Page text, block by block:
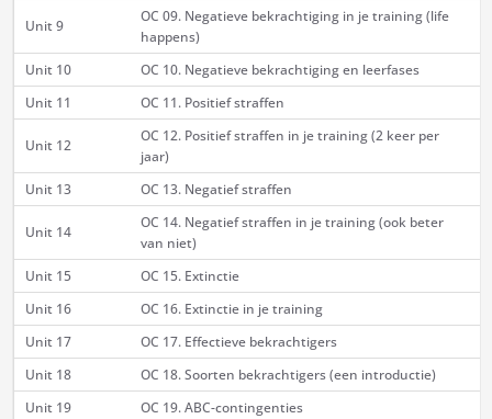
Unit 9
OC 09. Negatieve bekrachtiging in je training (life
happens)
Unit 10
OC 10. Negatieve bekrachtiging en leerfases
Unit 11
OC 11. Positief straffen
Unit 12
OC 12. Positief straffen in je training (2 keer per
jaar)
Unit 13
OC 13. Negatief straffen
Unit 14
OC 14. Negatief straffen in je training (ook beter
van niet)
Unit 15
OC 15. Extinctie
Unit 16
OC 16. Extinctie in je training
Unit 17
OC 17. Effectieve bekrachtigers
Unit 18
OC 18. Soorten bekrachtigers (een introductie)
Unit 19
OC 19. ABC-contingenties